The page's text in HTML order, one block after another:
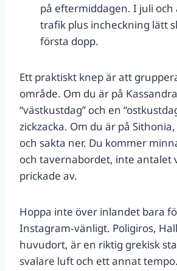
på eftermiddagen. I juli och
trafik plus incheckning lätt
första dopp.
Ett praktiskt knep är att
område. Om du är på
“västkustdag” och en
zickzacka. Om du är på
och sakta ner. Du kommer
och taverna­bordet, inte antalet
prickade av.
Hoppa inte över inlandet bara
Instagram‑vänligt. Poligiros,
huvudort, är en riktig grekisk
svalare luft och ett annat